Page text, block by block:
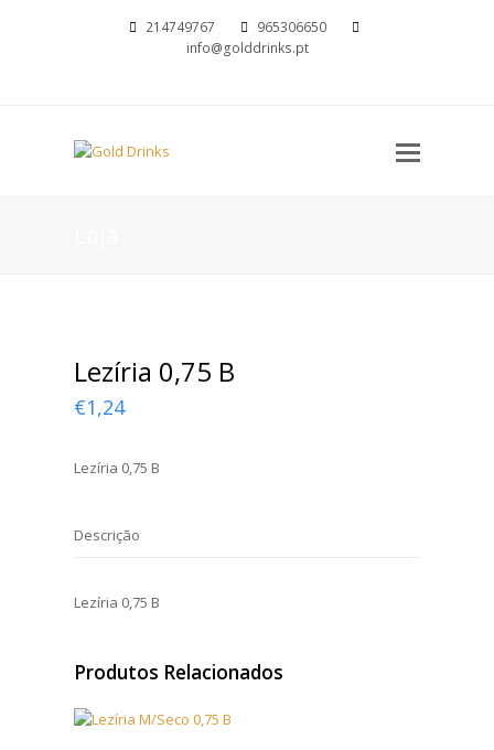
214749767
965306650
info@golddrinks.pt
Open
Lezíria 0,75 B
€1,24
Lezíria 0,75 B
Descrição
Lezíria 0,75 B
Produtos Relacionados